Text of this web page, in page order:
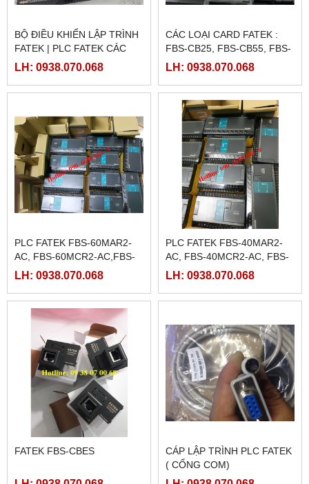
BỘ ĐIỀU KHIỂN LẬP TRÌNH
FATEK | PLC FATEK CÁC
LOẠI
LH: 0938.070.068
CÁC LOẠI CARD FATEK :
FBS-CB25, FBS-CB55, FBS-
CB2, FBS-CB5
LH: 0938.070.068
PLC FATEK FBS-60MAR2-
AC, FBS-60MCR2-AC,FBS-
60MAT2-AC, FBS-60MCT2-
LH: 0938.070.068
PLC FATEK FBS-40MAR2-
AC, FBS-40MCR2-AC, FBS-
40MCRT-AC, FBS-40MART-
LH: 0938.070.068
FATEK FBS-CBES
CÁP LẬP TRÌNH PLC FATEK
( CỔNG COM)